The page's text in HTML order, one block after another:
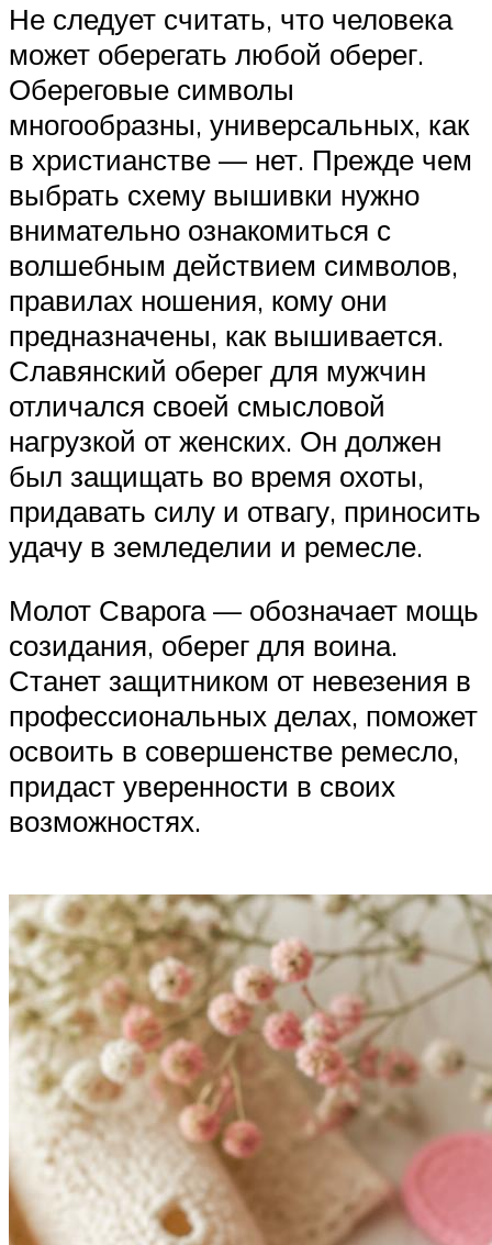
Не следует считать, что человека
может оберегать любой оберег.
Обереговые символы
многообразны, универсальных, как
в христианстве — нет. Прежде чем
выбрать схему вышивки нужно
внимательно ознакомиться с
волшебным действием символов,
правилах ношения, кому они
предназначены, как вышивается.
Славянский оберег для мужчин
отличался своей смысловой
нагрузкой от женских. Он должен
был защищать во время охоты,
придавать силу и отвагу, приносить
удачу в земледелии и ремесле.
Молот Сварога — обозначает мощь
созидания, оберег для воина.
Станет защитником от невезения в
профессиональных делах, поможет
освоить в совершенстве ремесло,
придаст уверенности в своих
возможностях.